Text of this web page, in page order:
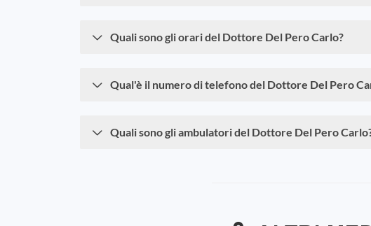
Quali sono gli orari del Dottore Del Pero Carlo?
Qual'è il numero di telefono del Dottore Del Pero
Quali sono gli ambulatori del Dottore Del Pero